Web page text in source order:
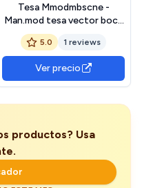
Tesa Mmodmbscne -
Man.mod tesa vector boca
sc ne
5.0 1 reviews
Ver precio
productos? Usa